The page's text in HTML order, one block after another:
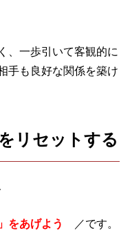
、一歩引いて客観的に
手も良好な関係を築け
リセットする
をあげよう ／です。